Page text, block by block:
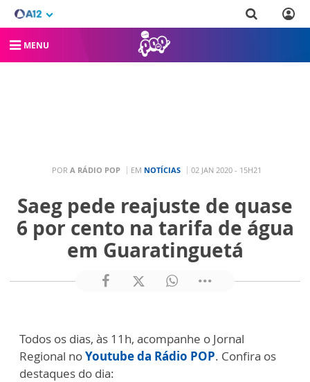
MENU
POR A RÁDIO POP EM NOTÍCIAS 02 JAN 2020 - 15H21
Saeg pede reajuste de quase
6 por cento na tarifa de água
em Guaratinguetá
Todos os dias, às 11h, acompanhe o Jornal
Regional noYoutube da Rádio POP. Confira os
destaques do dia: